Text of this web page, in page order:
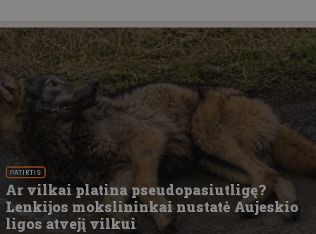
PATIRTIS
Ar vilkai platina pseudopasiutligę?
Lenkijos mokslininkai nustatė Aujeskio
ligos atvejį vilkui